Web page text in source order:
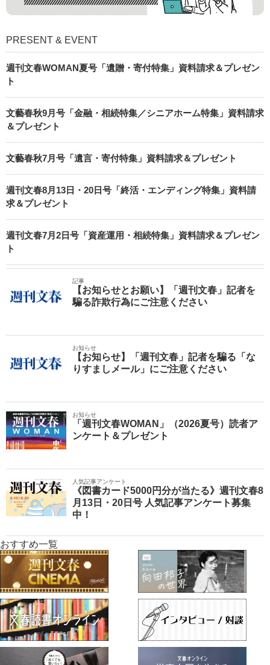
PRESENT & EVENT
週刊文春WOMAN夏号「遺贈・寄付特集」資料請求＆プレゼン
ト
文藝春秋9月号「金融・相続特集／シニアホーム特集」資料請求
＆プレゼント
文藝春秋7月号「遺言・寄付特集」資料請求＆プレゼント
週刊文春8月13日・20日号「終活・エンディング特集」資料請
求＆プレゼント
週刊文春7月2日号「資産運用・相続特集」資料請求＆プレゼン
ト
記事
【お知らせとお願い】「週刊文春」記者を
騙る詐欺行為にご注意ください
お知らせ
【お知らせ】「週刊文春」記者を騙る「な
りすましメール」にご注意ください
お知らせ
「週刊文春WOMAN」（2026夏号）読者ア
ンケート＆プレゼント
人気記事アンケート
《図書カード5000円分が当たる》週刊文春8
月13日・20日号 人気記事アンケート募集
中！
おすすめ一覧